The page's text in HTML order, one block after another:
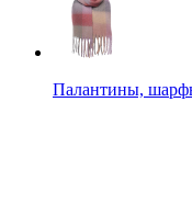
Палантины,